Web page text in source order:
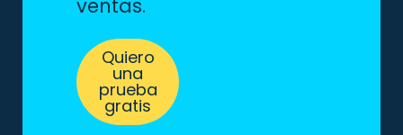
ventas.
Quiero
una
prueba
gratis